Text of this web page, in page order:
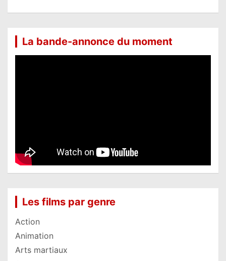
La bande-annonce du moment
Les films par genre
Action
Animation
Arts martiaux